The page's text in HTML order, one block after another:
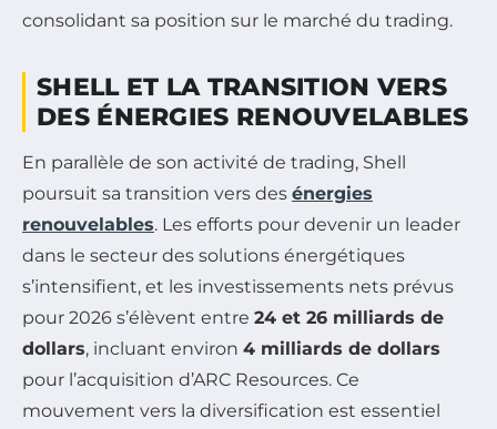
consolidant sa position sur le marché du trading.
SHELL ET LA TRANSITION VERS
DES ÉNERGIES RENOUVELABLES
En parallèle de son activité de trading, Shell
poursuit sa transition vers des énergies
renouvelables. Les efforts pour devenir un leader
dans le secteur des solutions énergétiques
s’intensifient, et les investissements nets prévus
pour 2026 s’élèvent entre 24 et 26 milliards de
dollars, incluant environ 4 milliards de dollars
pour l’acquisition d’ARC Resources. Ce
mouvement vers la diversification est essentiel